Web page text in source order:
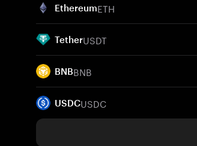
EthereumETH
TetherUSDT
BNBBNB
USDCUSDC